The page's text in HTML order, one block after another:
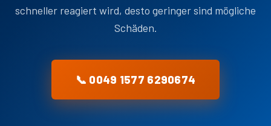
schneller reagiert wird, desto geringer sind mögliche
Schäden.
📞 0049 1577 6290674